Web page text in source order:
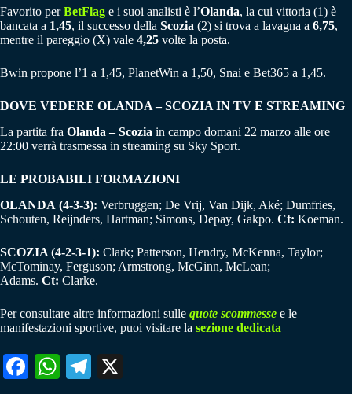
Favorito perBetFlag e i suoi analisti è l’Olanda, la cui vittoria (1) è
bancata a 1,45, il successo della Scozia (2) si trova a lavagna a 6,75,
mentre il pareggio (X) vale 4,25 volte la posta.
Bwin propone l’1 a 1,45, PlanetWin a 1,50, Snai e Bet365 a 1,45.
DOVE VEDERE OLANDA – SCOZIA IN TV E STREAMING
La partita fra Olanda – Scozia in campo domani 22 marzo alle ore
22:00 verrà trasmessa in streaming su Sky Sport.
LE PROBABILI FORMAZIONI
OLANDA (4-3-3): Verbruggen; De Vrij, Van Dijk, Aké; Dumfries,
Schouten, Reijnders, Hartman; Simons, Depay, Gakpo. Ct: Koeman.
SCOZIA (4-2-3-1): Clark; Patterson, Hendry, McKenna, Taylor;
McTominay, Ferguson; Armstrong, McGinn, McLean;
Adams. Ct: Clarke.
Per consultare altre informazioni sulle quote scommesse e le
manifestazioni sportive, puoi visitare la sezione dedicata
Fa W
Te